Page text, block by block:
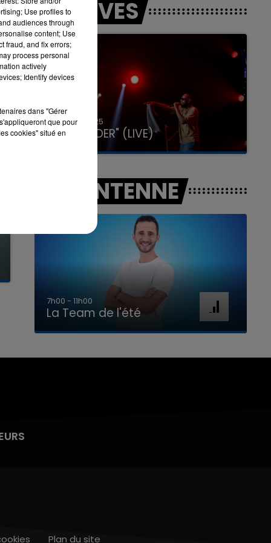
7h00 - 11h00
LA TEAM DE L'ÉTÉ
LES LIVES
31 janvier 2025
GIMS "SPIDER" (LIVE)
A L'ANTENNE
7h00 - 11h00
La Team de l'été
Plan du site
Use profiles to
audiences through
content; Use
fraud, and fix errors;
process personal
actively
Identify devices
dans "Gérer
que pour
cookies" situé en